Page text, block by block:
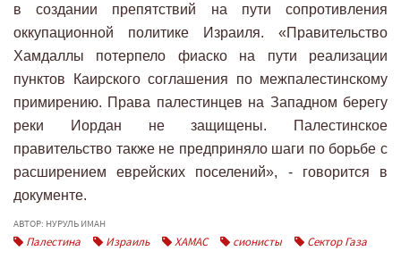
в создании препятствий на пути сопротивления
оккупационной политике Израиля. «Правительство
Хамдаллы потерпело фиаско на пути реализации
пунктов Каирского соглашения по межпалестинскому
примирению. Права палестинцев на Западном берегу
реки Иордан не защищены. Палестинское
правительство также не предприняло шаги по борьбе с
расширением еврейских поселений», - говорится в
документе.
АВТОР: НУРУЛЬ ИМАН
Палестина Израиль ХАМАС сионисты Сектор Газа